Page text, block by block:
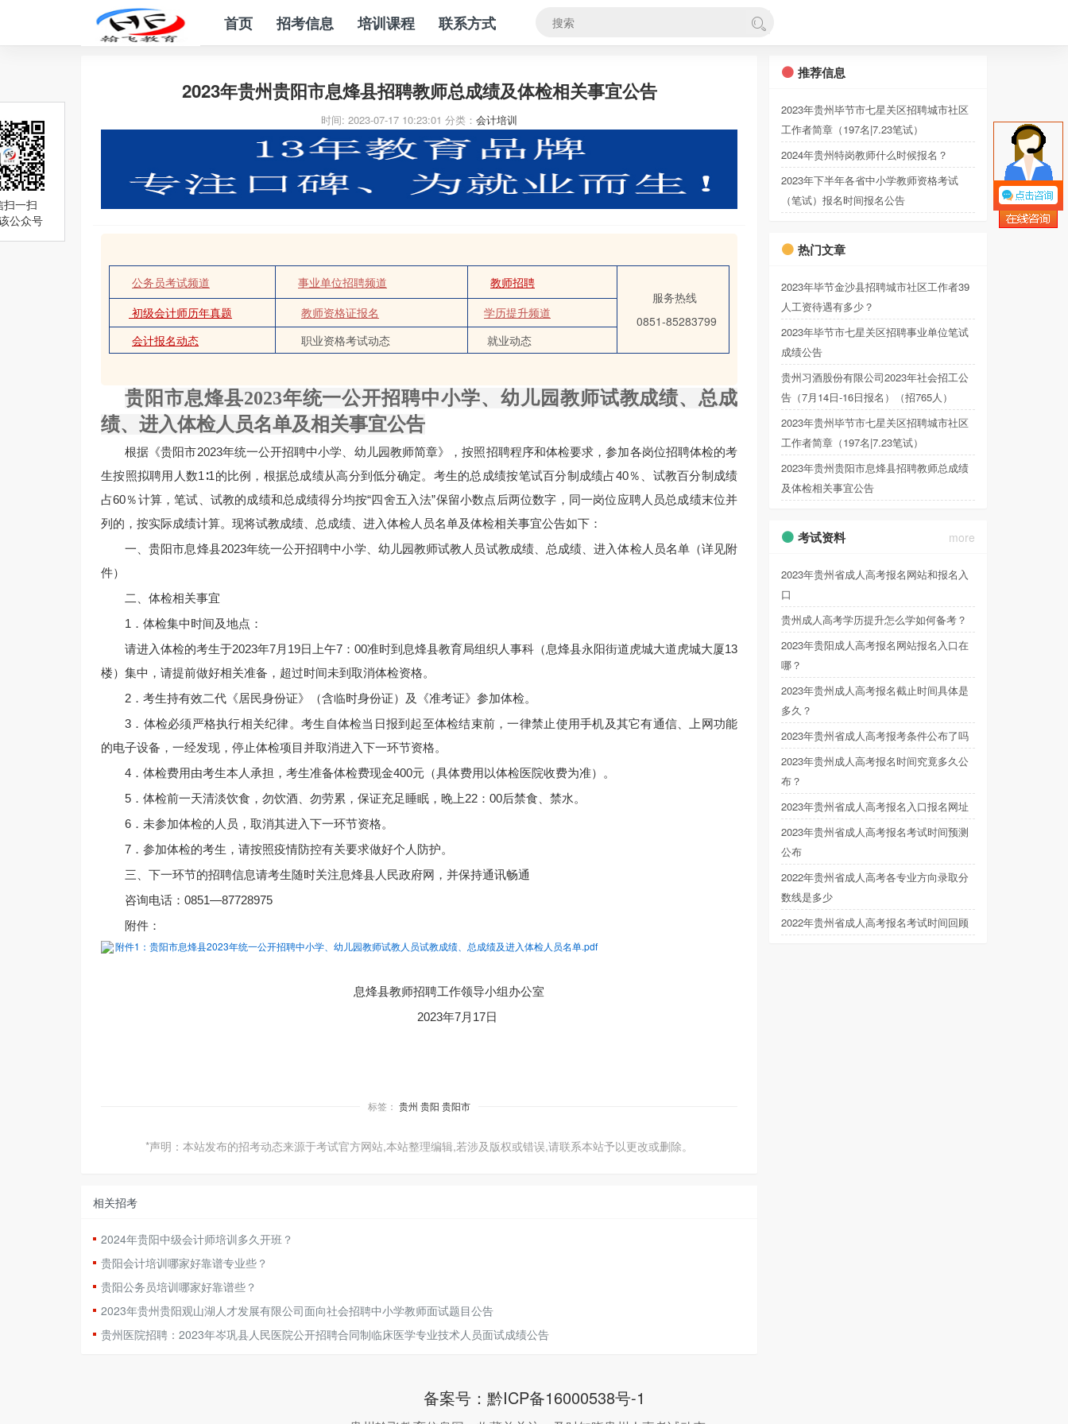
首页 招考信息 培训课程 联系方式
2023年贵州贵阳市息烽县招聘教师总成绩及体检相关事宜公告
时间: 2023-07-17 10:23:01分类：会计培训
公务员考试频道 事业单位招聘频道
教师招聘
服务热线
0851-85283799
初级会计师历年真题 教师资格证报名
学历提升频道
会计报名动态
职业资格考试动态 就业动态
贵阳市息烽县2023年统一公开招聘中小学、幼儿园教师试教成绩、总成
绩、进入体检人员名单及相关事宜公告
根据《贵阳市2023年统一公开招聘中小学、幼儿园教师简章》，按照招聘程序和体检要求，参加各岗位招聘体检的考
生按照拟聘用人数1∶1的比例，根据总成绩从高分到低分确定。考生的总成绩按笔试百分制成绩占40％、试教百分制成绩
占60％计算，笔试、试教的成绩和总成绩得分均按“四舍五入法”保留小数点后两位数字，同一岗位应聘人员总成绩末位并
列的，按实际成绩计算。现将试教成绩、总成绩、进入体检人员名单及体检相关事宜公告如下：
一、贵阳市息烽县2023年统一公开招聘中小学、幼儿园教师试教人员试教成绩、总成绩、进入体检人员名单（详见附
件）
二、体检相关事宜
1．体检集中时间及地点：
请进入体检的考生于2023年7月19日上午7：00准时到息烽县教育局组织人事科（息烽县永阳街道虎城大道虎城大厦13
楼）集中，请提前做好相关准备，超过时间未到取消体检资格。
2．考生持有效二代《居民身份证》（含临时身份证）及《准考证》参加体检。
3．体检必须严格执行相关纪律。考生自体检当日报到起至体检结束前，一律禁止使用手机及其它有通信、上网功能
的电子设备，一经发现，停止体检项目并取消进入下一环节资格。
4．体检费用由考生本人承担，考生准备体检费现金400元（具体费用以体检医院收费为准）。
5．体检前一天清淡饮食，勿饮酒、勿劳累，保证充足睡眠，晚上22：00后禁食、禁水。
6．未参加体检的人员，取消其进入下一环节资格。
7．参加体检的考生，请按照疫情防控有关要求做好个人防护。
三、下一环节的招聘信息请考生随时关注息烽县人民政府网，并保持通讯畅通
咨询电话：0851—87728975
附件：
附件1：贵阳市息烽县2023年统一公开招聘中小学、幼儿园教师试教人员试教成绩、总成绩及进入体检人员名单.pdf
息烽县教师招聘工作领导小组办公室
2023年7月17日
标签：贵州 贵阳 贵阳市
*声明：本站发布的招考动态来源于考试官方网站,本站整理编辑,若涉及版权或错误,请联系本站予以更改或删除。
相关招考
2024年贵阳中级会计师培训多久开班？
贵阳会计培训哪家好靠谱专业些？
贵阳公务员培训哪家好靠谱些？
2023年贵州贵阳观山湖人才发展有限公司面向社会招聘中小学教师面试题目公告
贵州医院招聘：2023年岑巩县人民医院公开招聘合同制临床医学专业技术人员面试成绩公告
推荐信息
2023年贵州毕节市七星关区招聘城市社区
工作者简章（197名|7.23笔试）
2024年贵州特岗教师什么时候报名？
2023年下半年各省中小学教师资格考试
（笔试）报名时间报名公告
热门文章
2023年毕节金沙县招聘城市社区工作者39
人工资待遇有多少？
2023年毕节市七星关区招聘事业单位笔试
成绩公告
贵州习酒股份有限公司2023年社会招工公
告（7月14日-16日报名）（招765人）
2023年贵州毕节市七星关区招聘城市社区
工作者简章（197名|7.23笔试）
2023年贵州贵阳市息烽县招聘教师总成绩
及体检相关事宜公告
考试资料 more
2023年贵州省成人高考报名网站和报名入
口
贵州成人高考学历提升怎么学如何备考？
2023年贵阳成人高考报名网站报名入口在
哪？
2023年贵州成人高考报名截止时间具体是
多久？
2023年贵州省成人高考报考条件公布了吗
2023年贵州成人高考报名时间究竟多久公
布？
2023年贵州省成人高考报名入口报名网址
2023年贵州省成人高考报名考试时间预测
公布
2022年贵州省成人高考各专业方向录取分
数线是多少
2022年贵州省成人高考报名考试时间回顾
备案号： 黔ICP备16000538号-1
扫一扫
公众号